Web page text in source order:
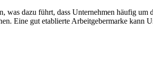
dazu führt, dass Unternehmen häufig um
Eine gut etablierte Arbeitgebermarke kann